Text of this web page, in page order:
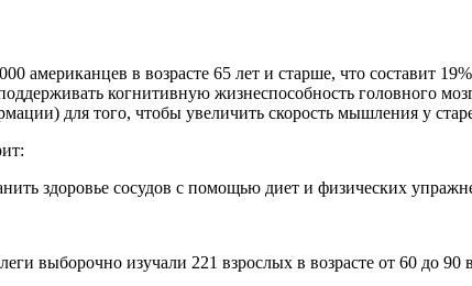
в возрасте 65 лет и старше, что составит
когнитивную жизнеспособность головного
для того, чтобы увеличить скорость мышления у
здоровье сосудов с помощью диет и физических
выборочно изучали 221 взрослых в возрасте от 60 до 90